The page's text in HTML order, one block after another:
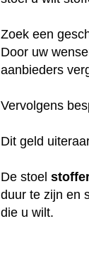
Zoek een
Door uw
aanbieders
Vervolgens
Dit geld
De stoel
duur te zijn en
die u wilt.